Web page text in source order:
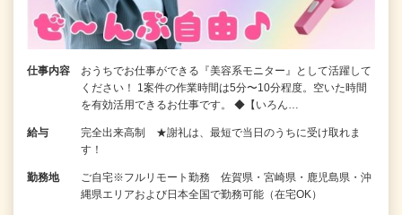
仕事内容
おうちでお仕事ができる『美容系モニター』として活躍して
ください！ 1案件の作業時間は5分〜10分程度。空いた時間
を有効活用できるお仕事です。 ◆【いろん…
給与
完全出来高制 ★謝礼は、最短で当日のうちに受け取れま
す！
勤務地
ご自宅※フルリモート勤務 佐賀県・宮崎県・鹿児島県・沖
縄県エリアおよび日本全国で勤務可能（在宅OK）